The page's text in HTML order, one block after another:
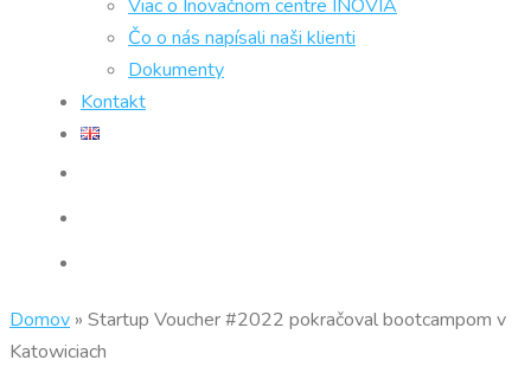
Viac o Inovačnom centre INOVIA
Čo o nás napísali naši klienti
Dokumenty
Kontakt
Domov » Startup Voucher #2022 pokračoval bootcampom v
Katowiciach